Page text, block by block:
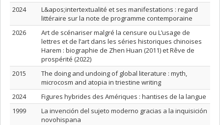
2024
L&apos;intertextualité et ses manifestations : regard
littéraire sur la note de programme contemporaine
2026
Art de scénariser malgré la censure ou L’usage de
lettres et de l’art dans les séries historiques chinoises
Harem : biographie de Zhen Huan (2011) et Rêve de
prospérité (2022)
2015
The doing and undoing of global literature : myth,
microcosm and atopia in triestine writing
2024
Figures hybrides des Amériques : hantises de la langue
1999
La invención del sujeto moderno gracias a la inquisición
novohispana